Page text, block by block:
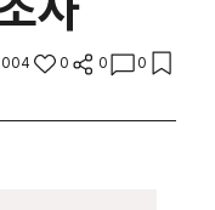
0 0 0